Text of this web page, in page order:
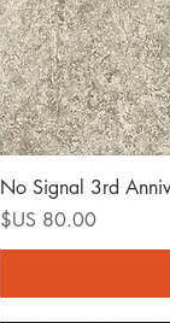
No Signal 3rd
السعر